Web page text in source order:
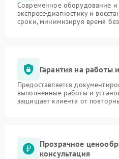
Современное оборудование и
экспресс-диагностику и
сроки, минимизируя время без
Гарантия на работы
Предоставляется
выполненные работы и
защищает клиента от
Прозрачное
консультация